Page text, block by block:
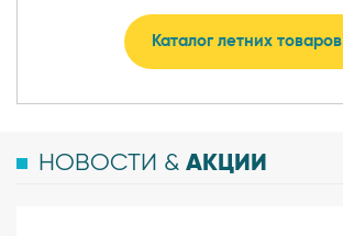
Каталог летних товаров
НОВОСТИ & АКЦИИ